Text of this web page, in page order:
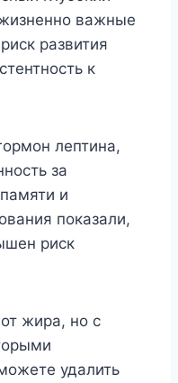
важные
развития
к
лептина,
за
и
показали,
риск
жира, но с
удалить